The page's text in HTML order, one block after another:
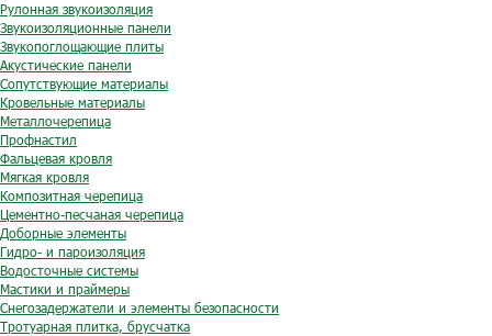
Рулонная звукоизоляция
Звукоизоляционные панели
Звукопоглощающие плиты
Акустические панели
Сопутствующие материалы
Кровельные материалы
Металлочерепица
Профнастил
Фальцевая кровля
Мягкая кровля
Композитная черепица
Цементно-песчаная черепица
Доборные элементы
Гидро- и пароизоляция
Водосточные системы
Мастики и праймеры
Снегозадержатели и элементы безопасности
Тротуарная плитка, брусчатка